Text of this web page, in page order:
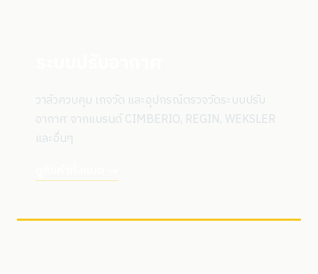
วาล์วควบคุม เกจวัด และอุปกรณ์ตรวจวัดระบบปรับ
อากาศ จากแบรนด์ CIMBERIO, REGIN, WEKSLER
และอื่นๆ